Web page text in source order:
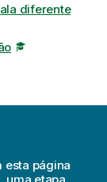
diferente
esta página
uma etapa